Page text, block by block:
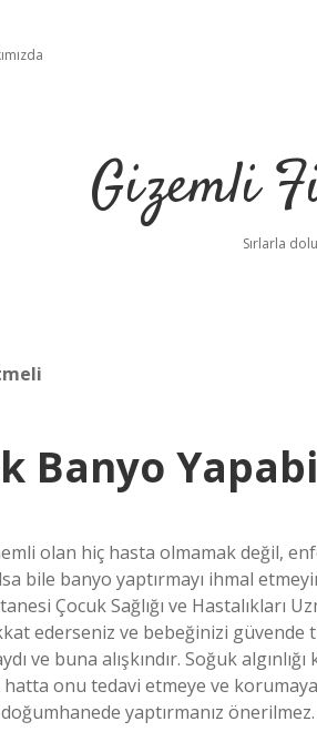
Gizemli
Sırlarla
Banyo
olan hiç hasta olmamak değil,
bile banyo yaptırmayı ihmal
Çocuk Sağlığı ve Hastalıkları
ederseniz ve bebeğinizi
ve buna alışkındır. Soğuk
onu tedavi etmeye ve
yaptırmanız